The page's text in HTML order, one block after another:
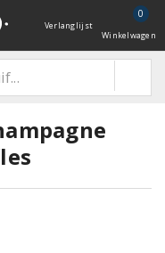
Verlanglijst
0
Winkelwagen